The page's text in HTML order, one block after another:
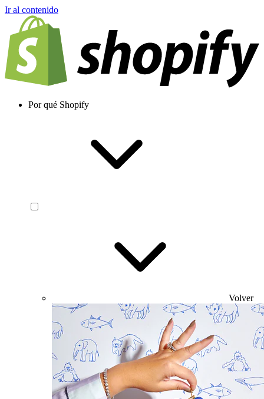
Ir al contenido
Por qué Shopify
Volver